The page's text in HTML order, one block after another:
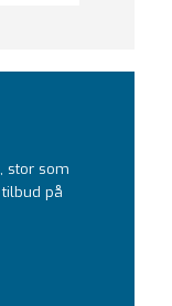
stor som
på